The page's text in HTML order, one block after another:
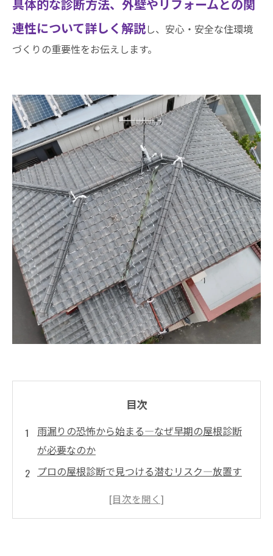
具体的な診断方法、外壁やリフォームとの関
連性について詳しく解説し、安心・安全な住環境
づくりの重要性をお伝えします。
目次
雨漏りの恐怖から始まる―なぜ早期の屋根診断
が必要なのか
プロの屋根診断で見つける潜むリスク―放置す